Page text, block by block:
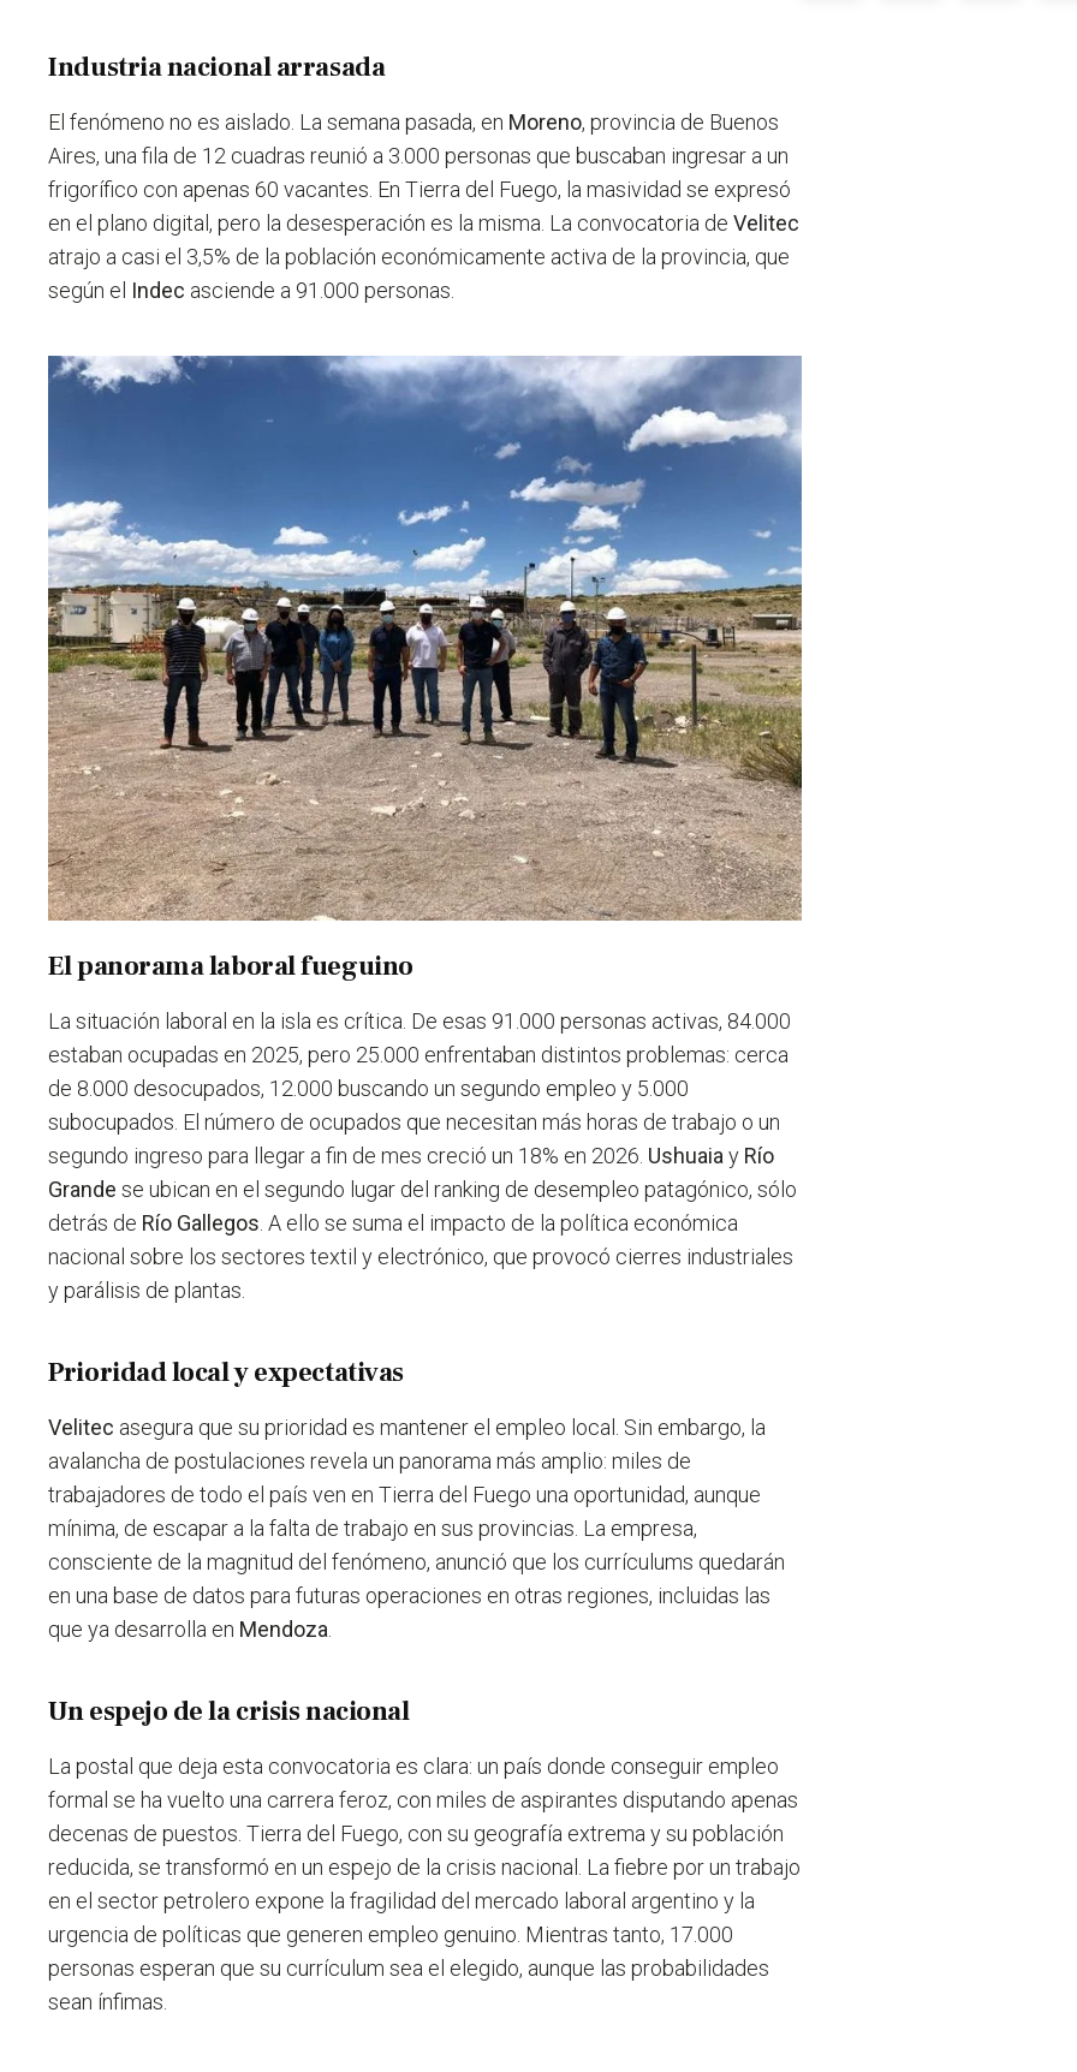
Industria nacional arrasada
El fenómeno no es aislado. La semana pasada, en Moreno, provincia de Buenos
Aires, una fila de 12 cuadras reunió a 3.000 personas que buscaban ingresar a un
frigorífico con apenas 60 vacantes. En Tierra del Fuego, la masividad se expresó
en el plano digital, pero la desesperación es la misma. La convocatoria deVelitec
atrajo a casi el 3,5% de la población económicamente activa de la provincia, que
según el Indec asciende a 91.000 personas.
El panorama laboral fueguino
La situación laboral en la isla es crítica. De esas 91.000 personas activas, 84.000
estaban ocupadas en 2025, pero 25.000 enfrentaban distintos problemas: cerca
de 8.000 desocupados, 12.000 buscando un segundo empleo y 5.000
subocupados. El número de ocupados que necesitan más horas de trabajo o un
segundo ingreso para llegar a fin de mes creció un 18% en 2026. Ushuaia y Río
Grande se ubican en el segundo lugar del ranking de desempleo patagónico, sólo
detrás de Río Gallegos . A ello se suma el impacto de la política económica
nacional sobre los sectores textil y electrónico, que provocó cierres industriales
y parálisis de plantas.
Prioridad local y expectativas
Velitec asegura que su prioridad es mantener el empleo local. Sin embargo, la
avalancha de postulaciones revela un panorama más amplio: miles de
trabajadores de todo el país ven en Tierra del Fuego una oportunidad, aunque
mínima, de escapar a la falta de trabajo en sus provincias. La empresa,
consciente de la magnitud del fenómeno, anunció que los currículums quedarán
en una base de datos para futuras operaciones en otras regiones, incluidas las
que ya desarrolla en Mendoza
Un espejo de la crisis nacional
La postal que deja esta convocatoria es clara: un país donde conseguir empleo
formal se ha vuelto una carrera feroz, con miles de aspirantes disputando apenas
decenas de puestos. Tierra del Fuego, con su geografía extrema y su población
reducida, se transformó en un espejo de la crisis nacional. La fiebre por un trabajo
en el sector petrolero expone la fragilidad del mercado laboral argentino y la
urgencia de políticas que generen empleo genuino. Mientras tanto, 17.000
personas esperan que su currículum sea el elegido, aunque las probabilidades
sean ínfimas.